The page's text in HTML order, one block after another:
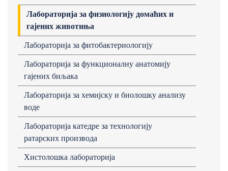
Лабораторија за физиологију домаћих и
гајених животиња
Лабораторија за фитобактериологију
Лабораторија за функционалну анатомију
гајених биљака
Лабораторија за хемијску и биолошку анализу
воде
Лабораторија катедре за технологију
ратарских производа
Хистолошка лабораторија